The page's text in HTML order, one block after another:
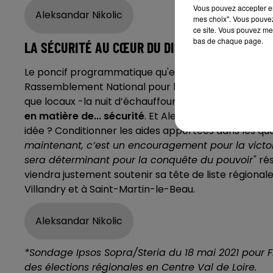
Aleksandar Nikolic
LA SÉCURITÉ AU CŒUR DU DISCOURS
Le poncif programmatique qu'est la sécurité
Rassemblement National pour la région.
que locaux -la nuit d’échauffourées à Blois le 16
en matière de... sécurité. Et Aleksandar Nikolic va
idée ? Conditionner les aides apportées dans les
maintenant, c’est un encouragement pour la
sera déterminant pour la conquête du pouvoir"
viendra justement soutenir sa tête de liste
Villandry et à Saint-Martin-le-Beau.
Aleksandar Nikolic
*Sondage Ipsos Sopra/Steria du 18 mai 2021
des élections régionales en Centre Val de Loire.
Vous pouvez accepter
mes choix". Vous
ce site. Vous pouvez
bas de chaque page.